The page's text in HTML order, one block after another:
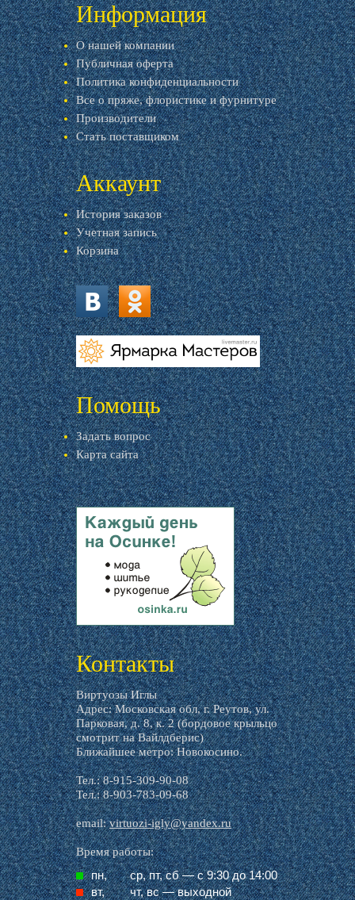
Информация
О нашей компании
Публичная оферта
Политика конфиденциальности
Все о пряже, флористике и фурнитуре
Производители
Стать поставщиком
Аккаунт
История заказов
Учетная запись
Корзина
vk.com ok.ru
livemaster.ru
Помощь
Задать вопрос
Карта сайта
livemaster.ru
Контакты
Виртуозы Иглы
Адрес: Московская обл, г. Реутов, ул.
Парковая, д. 8, к. 2 (бордовое крыльцо
смотрит на Вайлдберис)
Ближайшее метро: Новокосино.
Тел.: 8-915-309-90-08
Тел.: 8-903-783-09-68
email:virtuozi-igly@yandex.ru
Время работы:
пн,
ср, пт, cб — с 9:30 до 14:00
вт,
чт, вс — выходной